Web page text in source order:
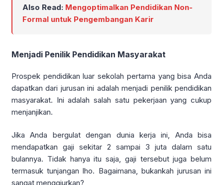
Also Read: Mengoptimalkan Pendidikan Non-
Formal untuk Pengembangan Karir
Menjadi Penilik Pendidikan Masyarakat
Prospek pendidikan luar sekolah pertama yang bisa Anda
dapatkan dari jurusan ini adalah menjadi penilik pendidikan
masyarakat. Ini adalah salah satu pekerjaan yang cukup
menjanjikan.
Jika Anda bergulat dengan dunia kerja ini, Anda bisa
mendapatkan gaji sekitar 2 sampai 3 juta dalam satu
bulannya. Tidak hanya itu saja, gaji tersebut juga belum
termasuk tunjangan lho. Bagaimana, bukankah jurusan ini
sangat menggiurkan?